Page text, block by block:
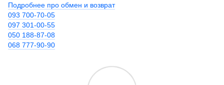
Подробнее про обмен и возврат
093 700-70-05
097 301-00-55
050 188-87-08
068 777-90-90